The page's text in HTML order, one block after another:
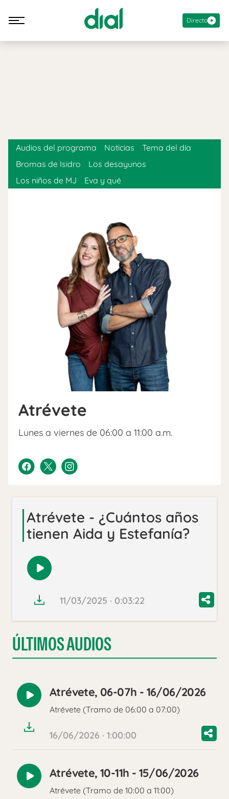
Directo
Atrévete
Lunes a viernes de 06:00 a 11:00 a.m.
Audios del programa Noticias
Tema del día
Bromas de Isidro
Los desayunos
Los niños de MJ
Eva y qué
Atrévete - ¿Cuántos años
tienen Aida y Estefanía?
Reproducir
audio
11/03/2025 · 0:03:22
ÚLTIMOS AUDIOS
Reproducir
audio
Atrévete, 06-07h - 16/06/2026
Atrévete (Tramo de 06:00 a 07:00)
16/06/2026 · 1:00:00
Reproducir
audio
Atrévete, 10-11h - 15/06/2026
Atrévete (Tramo de 10:00 a 11:00)